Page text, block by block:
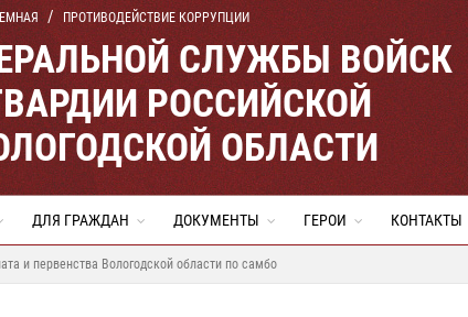
ПРОТИВОДЕЙСТВИЕ КОРРУПЦИИ
СЛУЖБЫ ВОЙСК
РОССИЙСКОЙ
ОБЛАСТИ
ДЛЯ ГРАЖДАН ДОКУМЕНТЫ ГЕРОИ КОНТАКТЫ
и первенства Вологодской области по самбо